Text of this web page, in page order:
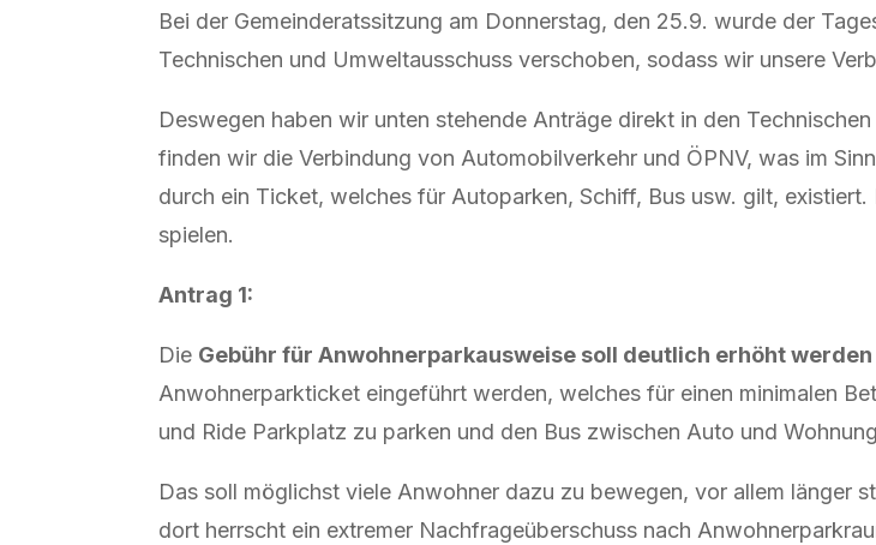
Bei der Gemeinderatssitzung am Donnerstag, den 25.9. wurde der
Technischen und Umweltausschuss verschoben, sodass wir unsere
Deswegen haben wir unten stehende Anträge direkt in den
finden wir die Verbindung von Automobilverkehr und ÖPNV, was im
durch ein Ticket, welches für Autoparken, Schiff, Bus usw. gilt,
spielen.
Antrag 1:
Die Gebühr für Anwohnerparkausweise soll deutlich erhöht werden
Anwohnerparkticket eingeführt werden, welches für einen minimalen
und Ride Parkplatz zu parken und den Bus zwischen Auto und
Das soll möglichst viele Anwohner dazu zu bewegen, vor allem länger
dort herrscht ein extremer Nachfrageüberschuss nach